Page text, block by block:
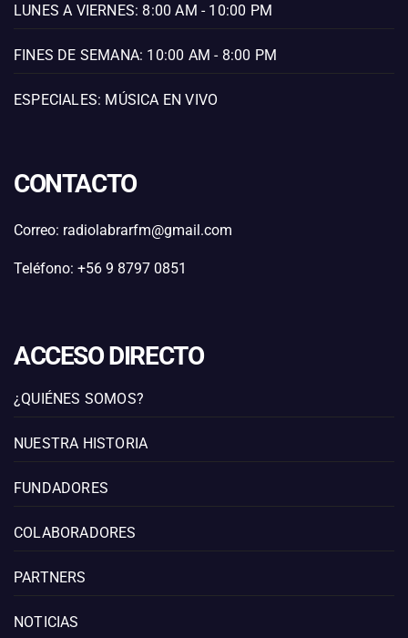
LUNES A VIERNES: 8:00 AM - 10:00 PM
FINES DE SEMANA: 10:00 AM - 8:00 PM
ESPECIALES: MÚSICA EN VIVO
CONTACTO
Correo: radiolabrarfm@gmail.com
Teléfono: +56 9 8797 0851
ACCESO DIRECTO
¿QUIÉNES SOMOS?
NUESTRA HISTORIA
FUNDADORES
COLABORADORES
PARTNERS
NOTICIAS